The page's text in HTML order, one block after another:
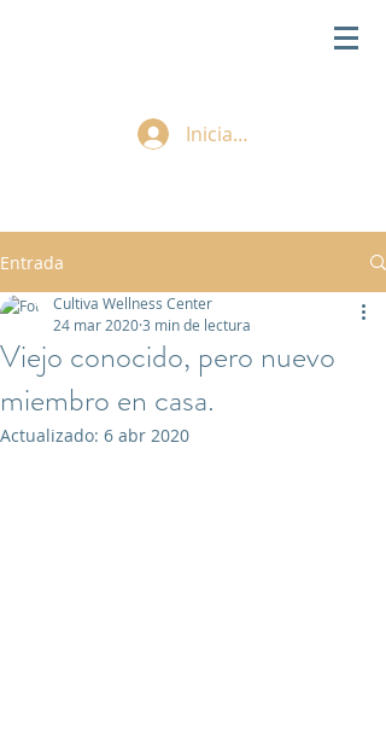
Iniciar sesión
Entrada
Viejo conocido, pero nuevo
miembro en casa.
Cultiva Wellness Center
24 mar 20203 min de lectura
Actualizado: 6 abr 2020